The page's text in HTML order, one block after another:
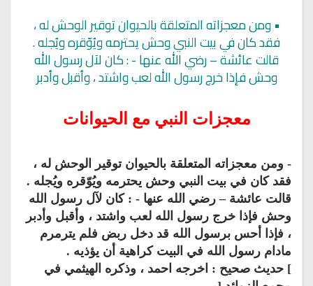
•ومن معجزاته المتعلقة بالحيوان توقير الوحش له ،
فقد كان في بيت النبي وحش يحترمه ويُوّقره ويُجله .
قالت عائشة – رضي الله عنها - : كان لآل رسول الله
وحش فإذا خرج رسول الله لعب واشتد ، وأقبل وأدبر
معجزات النبي مع الحيوانات
- ومن معجزاته المتعلقة بالحيوان توقير الوحش له ،
فقد كان في بيت النبي وحش يحترمه ويُوّقره ويُجله .
قالت عائشة – رضي الله عنها - : كان لآل رسول الله
وحش فإذا خرج رسول الله لعب واشتد ، وأقبل وأدبر
، فإذا أحس برسول الله قد دخل ربض فلم يترمرم
مادام رسول الله في البيت كراهية أن يؤذيه .
] حديث صحيح : اخرجه احمد ، وذكره الهيثمي في